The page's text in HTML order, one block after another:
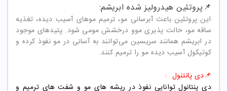
📌پروتئین هیدرولیز شده ابریشم:
این پروتئین باعث آبرسانی مو، ترمیم موهای آسیب دیده، تغذیه
ساقه مو، حالت پذیری موو درخشش مومی شود. پتیدهای موجود
در ابریشم همانند سریسین می‌توانند به آسانی در مو نفوذ کرده و
کوتیکول آسیب دیده مو را ترمیم کنند.
📌دی پانتنول :
دی پنتانول توانایی نفوذ در ریشه های مو و شفت های ترمیم و